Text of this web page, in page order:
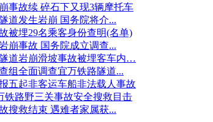
事故续 碎石下又现3辆摩托车
道发生岩崩 国务院将介...
被埋29名乘客身份查明(名单)
崩事故 国务院成立调查...
道岩崩滑坡事故被埋客车内…
组全面调查宜万铁路隧道...
五起非客运车船非法载人事故
铁路野三关事故安全搜救目击
搜救结束 遇难者家属获...